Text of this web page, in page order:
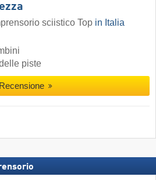
sciistico Top in Italia
piste
Recensione